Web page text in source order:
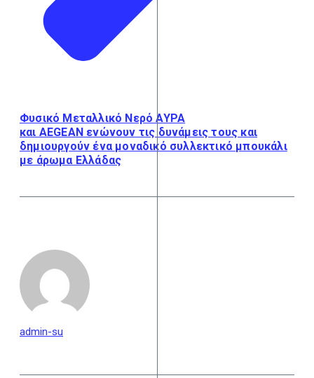
Φυσικό Μεταλλικό Νερό ΑΥΡΑ
και AEGEAN ενώνουν τις δυνάμεις τους και
δημιουργούν ένα μοναδικό συλλεκτικό μπουκάλι
με άρωμα Ελλάδας
admin-su